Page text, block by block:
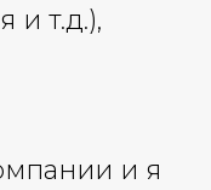
и т.д.),
и я